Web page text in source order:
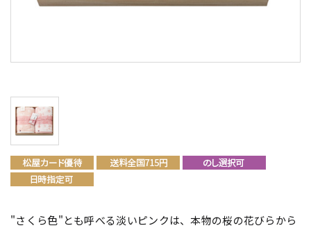
"さくら色"とも呼べる淡いピンクは、本物の桜の花びらから